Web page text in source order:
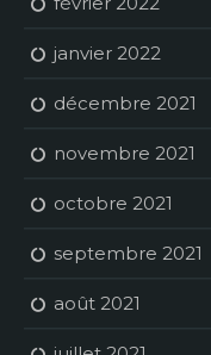
janvier 2022
décembre 2021
novembre 2021
octobre 2021
septembre 2021
août 2021